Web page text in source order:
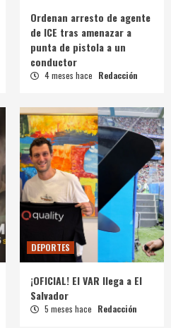
Ordenan arresto de agente
de ICE tras amenazar a
punta de pistola a un
conductor
4 meses hace Redacción
DEPORTES
¡OFICIAL! El VAR llega a El
Salvador
5 meses hace Redacción